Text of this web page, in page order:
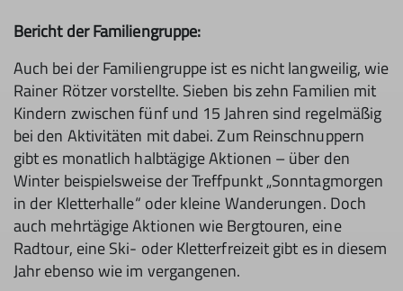
Bericht der Familiengruppe:
Auch bei der Familiengruppe ist es nicht langweilig, wie
Rainer Rötzer vorstellte. Sieben bis zehn Familien mit
Kindern zwischen fünf und 15 Jahren sind regelmäßig
bei den Aktivitäten mit dabei. Zum Reinschnuppern
gibt es monatlich halbtägige Aktionen – über den
Winter beispielsweise der Treffpunkt „Sonntagmorgen
in der Kletterhalle“ oder kleine Wanderungen. Doch
auch mehrtägige Aktionen wie Bergtouren, eine
Radtour, eine Ski- oder Kletterfreizeit gibt es in diesem
Jahr ebenso wie im vergangenen.